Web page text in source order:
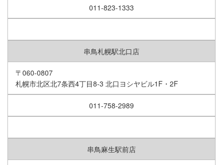
011-823-1333
串鳥札幌駅北口店
〒060-0807
札幌市北区北7条西4丁目8-3 北口ヨシヤビル1F・2F
011-758-2989
串鳥麻生駅前店